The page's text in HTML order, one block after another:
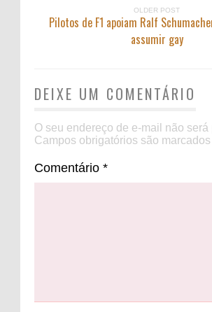
OLDER POST
Pilotos de F1 apoiam Ralf
assumir gay
DEIXE UM COMENTÁRIO
O seu endereço de e-mail não será
Campos obrigatórios são marcados
Comentário *